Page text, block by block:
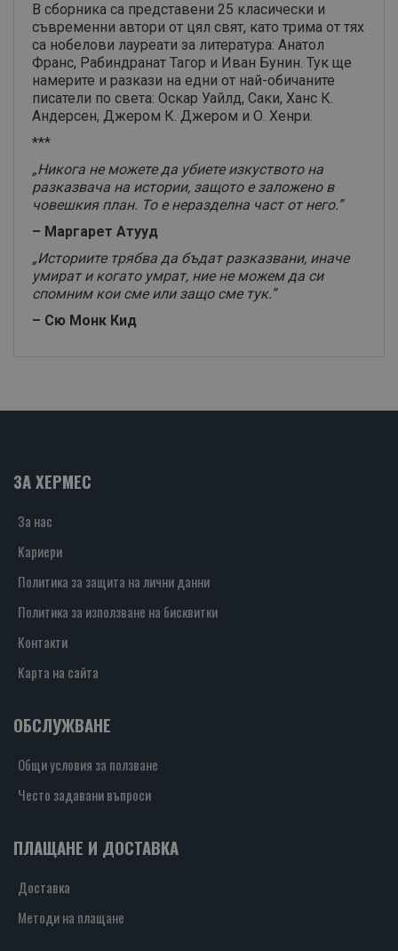
В сборника са представени 25 класически и
съвременни автори от цял свят, като трима от тях
са нобелови лауреати за литература: Анатол
Франс, Рабиндранат Тагор и Иван Бунин. Тук ще
намерите и разкази на едни от най-обичаните
писатели по света: Оскар Уайлд, Саки, Ханс К.
Андерсен, Джером К. Джером и О. Хенри.
***
„Никога не можете да убиете изкуството на
разказвача на истории, защото е заложено в
човешкия план. То е неразделна част от него.”
– Маргарет Атууд
„Историите трябва да бъдат разказвани, иначе
умират и когато умрат, ние не можем да си
спомним кои сме или защо сме тук.”
– Сю Монк Кид
ЗА ХЕРМЕС
За нас
Кариери
Политика за защита на лични данни
Политика за използване на бисквитки
Контакти
Карта на сайта
ОБСЛУЖВАНЕ
Общи условия за ползване
Често задавани въпроси
ПЛАЩАНЕ И ДОСТАВКА
Доставка
Методи на плащане